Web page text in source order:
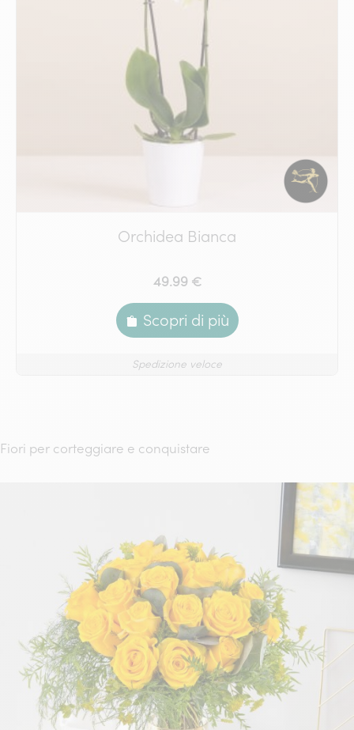
Orchidea Bianca
49.99 €
Scopri di più
Spedizione veloce
Fiori per corteggiare e conquistare